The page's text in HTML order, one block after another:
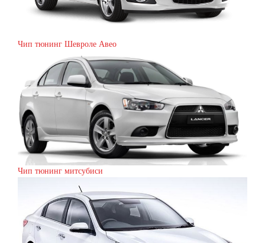
Чип тюнинг Шевроле Авео
Чип тюнинг митсубиси